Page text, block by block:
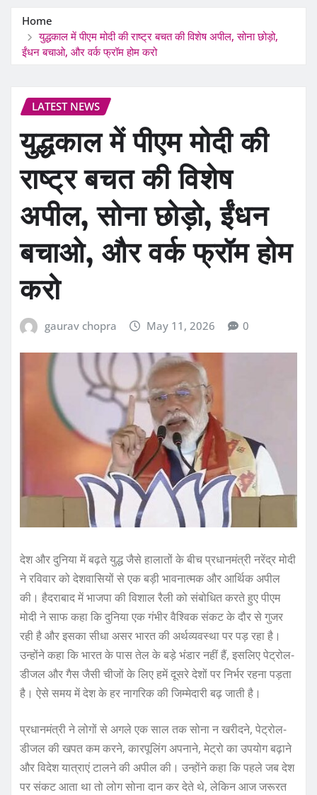
Home
युद्धकाल में पीएम मोदी की राष्ट्र बचत की विशेष अपील, सोना छोड़ो,
ईंधन बचाओ, और वर्क फ्रॉम होम करो
LATEST NEWS
युद्धकाल में पीएम मोदी की
राष्ट्र बचत की विशेष
अपील, सोना छोड़ो, ईंधन
बचाओ, और वर्क फ्रॉम होम
करो
gaurav chopra May 11, 2026 0
देश और दुनिया में बढ़ते युद्ध जैसे हालातों के बीच प्रधानमंत्री नरेंद्र मोदी
ने रविवार को देशवासियों से एक बड़ी भावनात्मक और आर्थिक अपील
की। हैदराबाद में भाजपा की विशाल रैली को संबोधित करते हुए पीएम
मोदी ने साफ कहा कि दुनिया एक गंभीर वैश्विक संकट के दौर से गुजर
रही है और इसका सीधा असर भारत की अर्थव्यवस्था पर पड़ रहा है।
उन्होंने कहा कि भारत के पास तेल के बड़े भंडार नहीं हैं, इसलिए पेट्रोल-
डीजल और गैस जैसी चीजों के लिए हमें दूसरे देशों पर निर्भर रहना पड़ता
है। ऐसे समय में देश के हर नागरिक की जिम्मेदारी बढ़ जाती है।
प्रधानमंत्री ने लोगों से अगले एक साल तक सोना न खरीदने, पेट्रोल-
डीजल की खपत कम करने, कारपूलिंग अपनाने, मेट्रो का उपयोग बढ़ाने
और विदेश यात्राएं टालने की अपील की। उन्होंने कहा कि पहले जब देश
पर संकट आता था तो लोग सोना दान कर देते थे, लेकिन आज जरूरत